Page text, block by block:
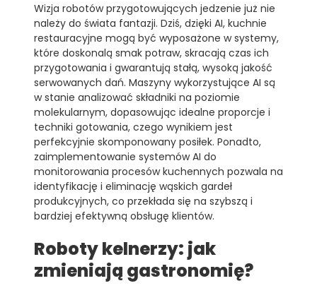
Wizja robotów przygotowujących jedzenie już nie
należy do świata fantazji. Dziś, dzięki AI, kuchnie
restauracyjne mogą być wyposażone w systemy,
które doskonalą smak potraw, skracają czas ich
przygotowania i gwarantują stałą, wysoką jakość
serwowanych dań. Maszyny wykorzystujące AI są
w stanie analizować składniki na poziomie
molekularnym, dopasowując idealne proporcje i
techniki gotowania, czego wynikiem jest
perfekcyjnie skomponowany posiłek. Ponadto,
zaimplementowanie systemów AI do
monitorowania procesów kuchennych pozwala na
identyfikację i eliminację wąskich gardeł
produkcyjnych, co przekłada się na szybszą i
bardziej efektywną obsługę klientów.
Roboty kelnerzy: jak
zmieniają gastronomię?